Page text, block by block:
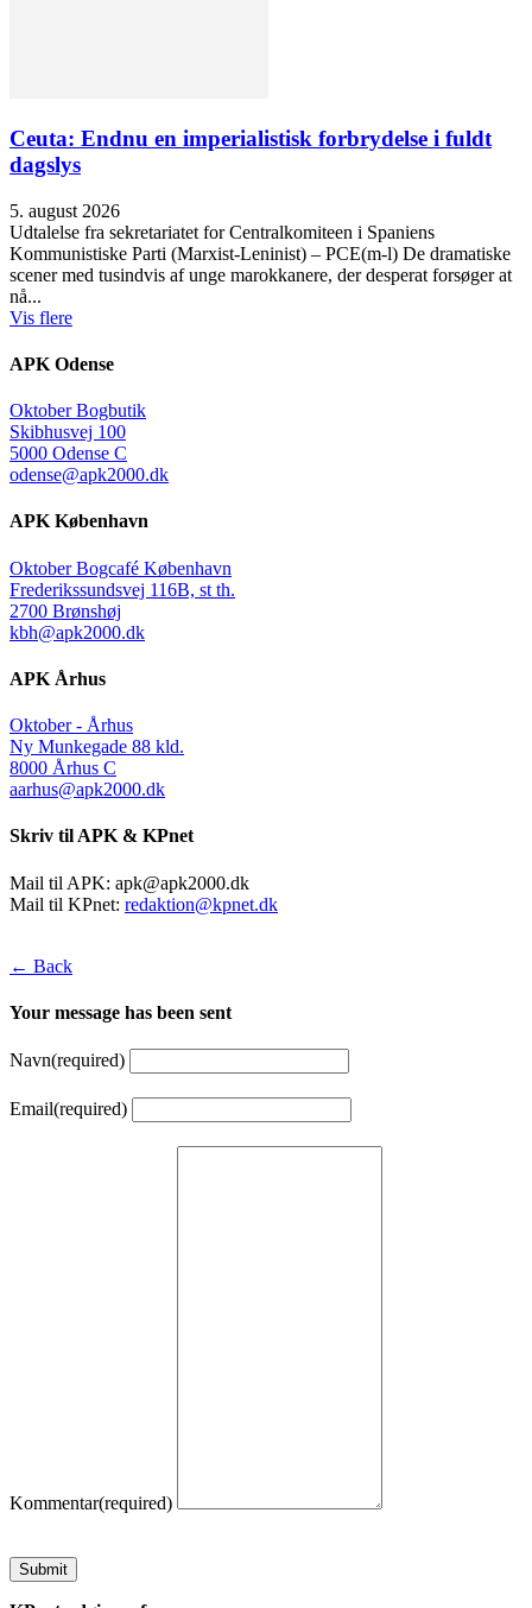
Ceuta: Endnu en imperialistisk forbrydelse i fuldt
dagslys
5. august 2026
Udtalelse fra sekretariatet for Centralkomiteen i Spaniens
Kommunistiske Parti (Marxist-Leninist) – PCE(m-l) De dramatiske
scener med tusindvis af unge marokkanere, der desperat forsøger at
nå...
Vis flere
APK Odense
Oktober Bogbutik
Skibhusvej 100
5000 Odense C
odense@apk2000.dk
APK København
Oktober Bogcafé København
Frederikssundsvej 116B, st th.
2700 Brønshøj
kbh@apk2000.dk
APK Århus
Oktober - Århus
Ny Munkegade 88 kld.
8000 Århus C
aarhus@apk2000.dk
Skriv til APK & KPnet
Mail til APK: apk@apk2000.dk
Mail til KPnet: redaktion@kpnet.dk
← Back
Your message has been sent
Navn(required)
Email(required)
Kommentar(required)
Submit